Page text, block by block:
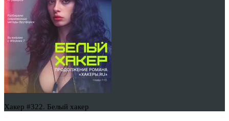
Хакер #322. Белый хакер